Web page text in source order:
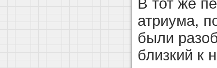
В тот же
атриума,
были
близкий к